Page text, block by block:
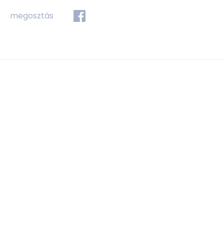
megosztás